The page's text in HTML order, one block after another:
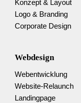
Konzept & Layout
Logo & Branding
Corporate Design
Webdesign
Web­entwicklung
Website-Relaunch
Landingpage